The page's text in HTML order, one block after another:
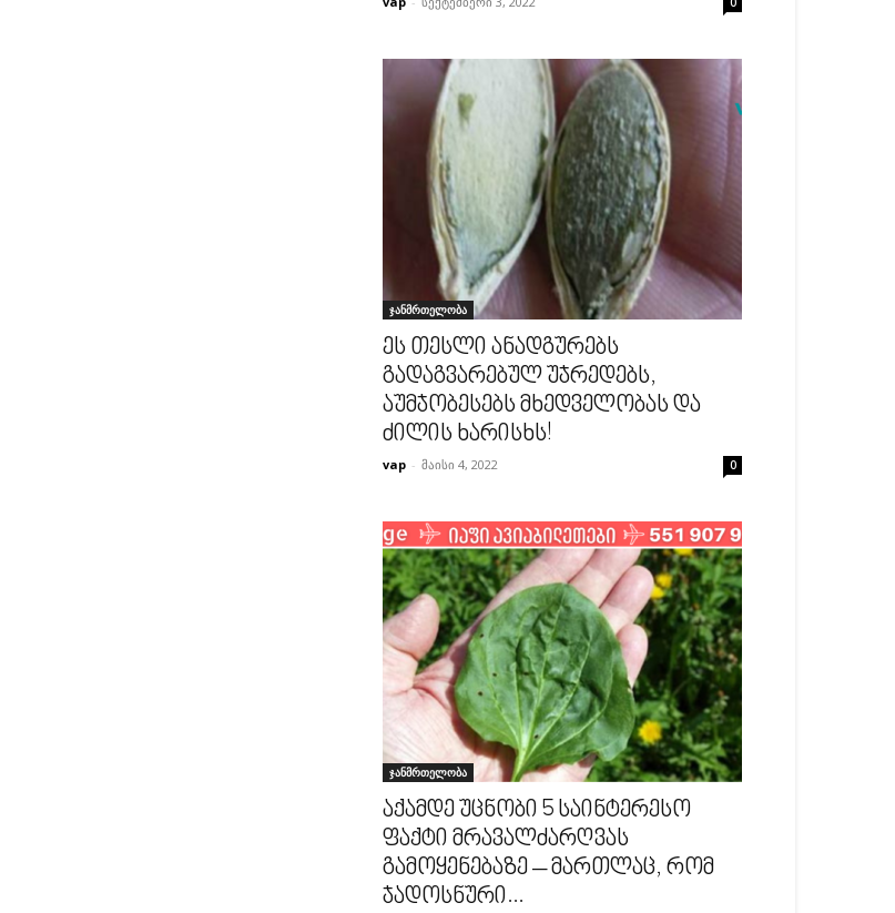
ჯანმრთელობა
ეს თესლი ანადგურებს
გადაგვარებულ უჯრედებს,
აუმჯობესებს მხედველობას და
ძილის ხარისხს!
vap - მაისი 4, 2022 0
ჯანმრთელობა
აქამდე უცნობი 5 საინტერესო
ფაქტი მრავალძარღვას
გამოყენებაზე – მართლაც, რომ
ჯადოსნური...